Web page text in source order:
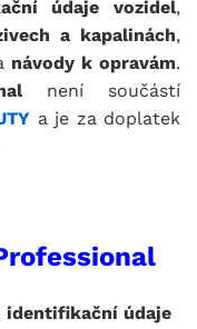
údaje vozidel,
a kapalinách,
návody k opravám.
není součástí
a je za doplatek
identifikační údaje